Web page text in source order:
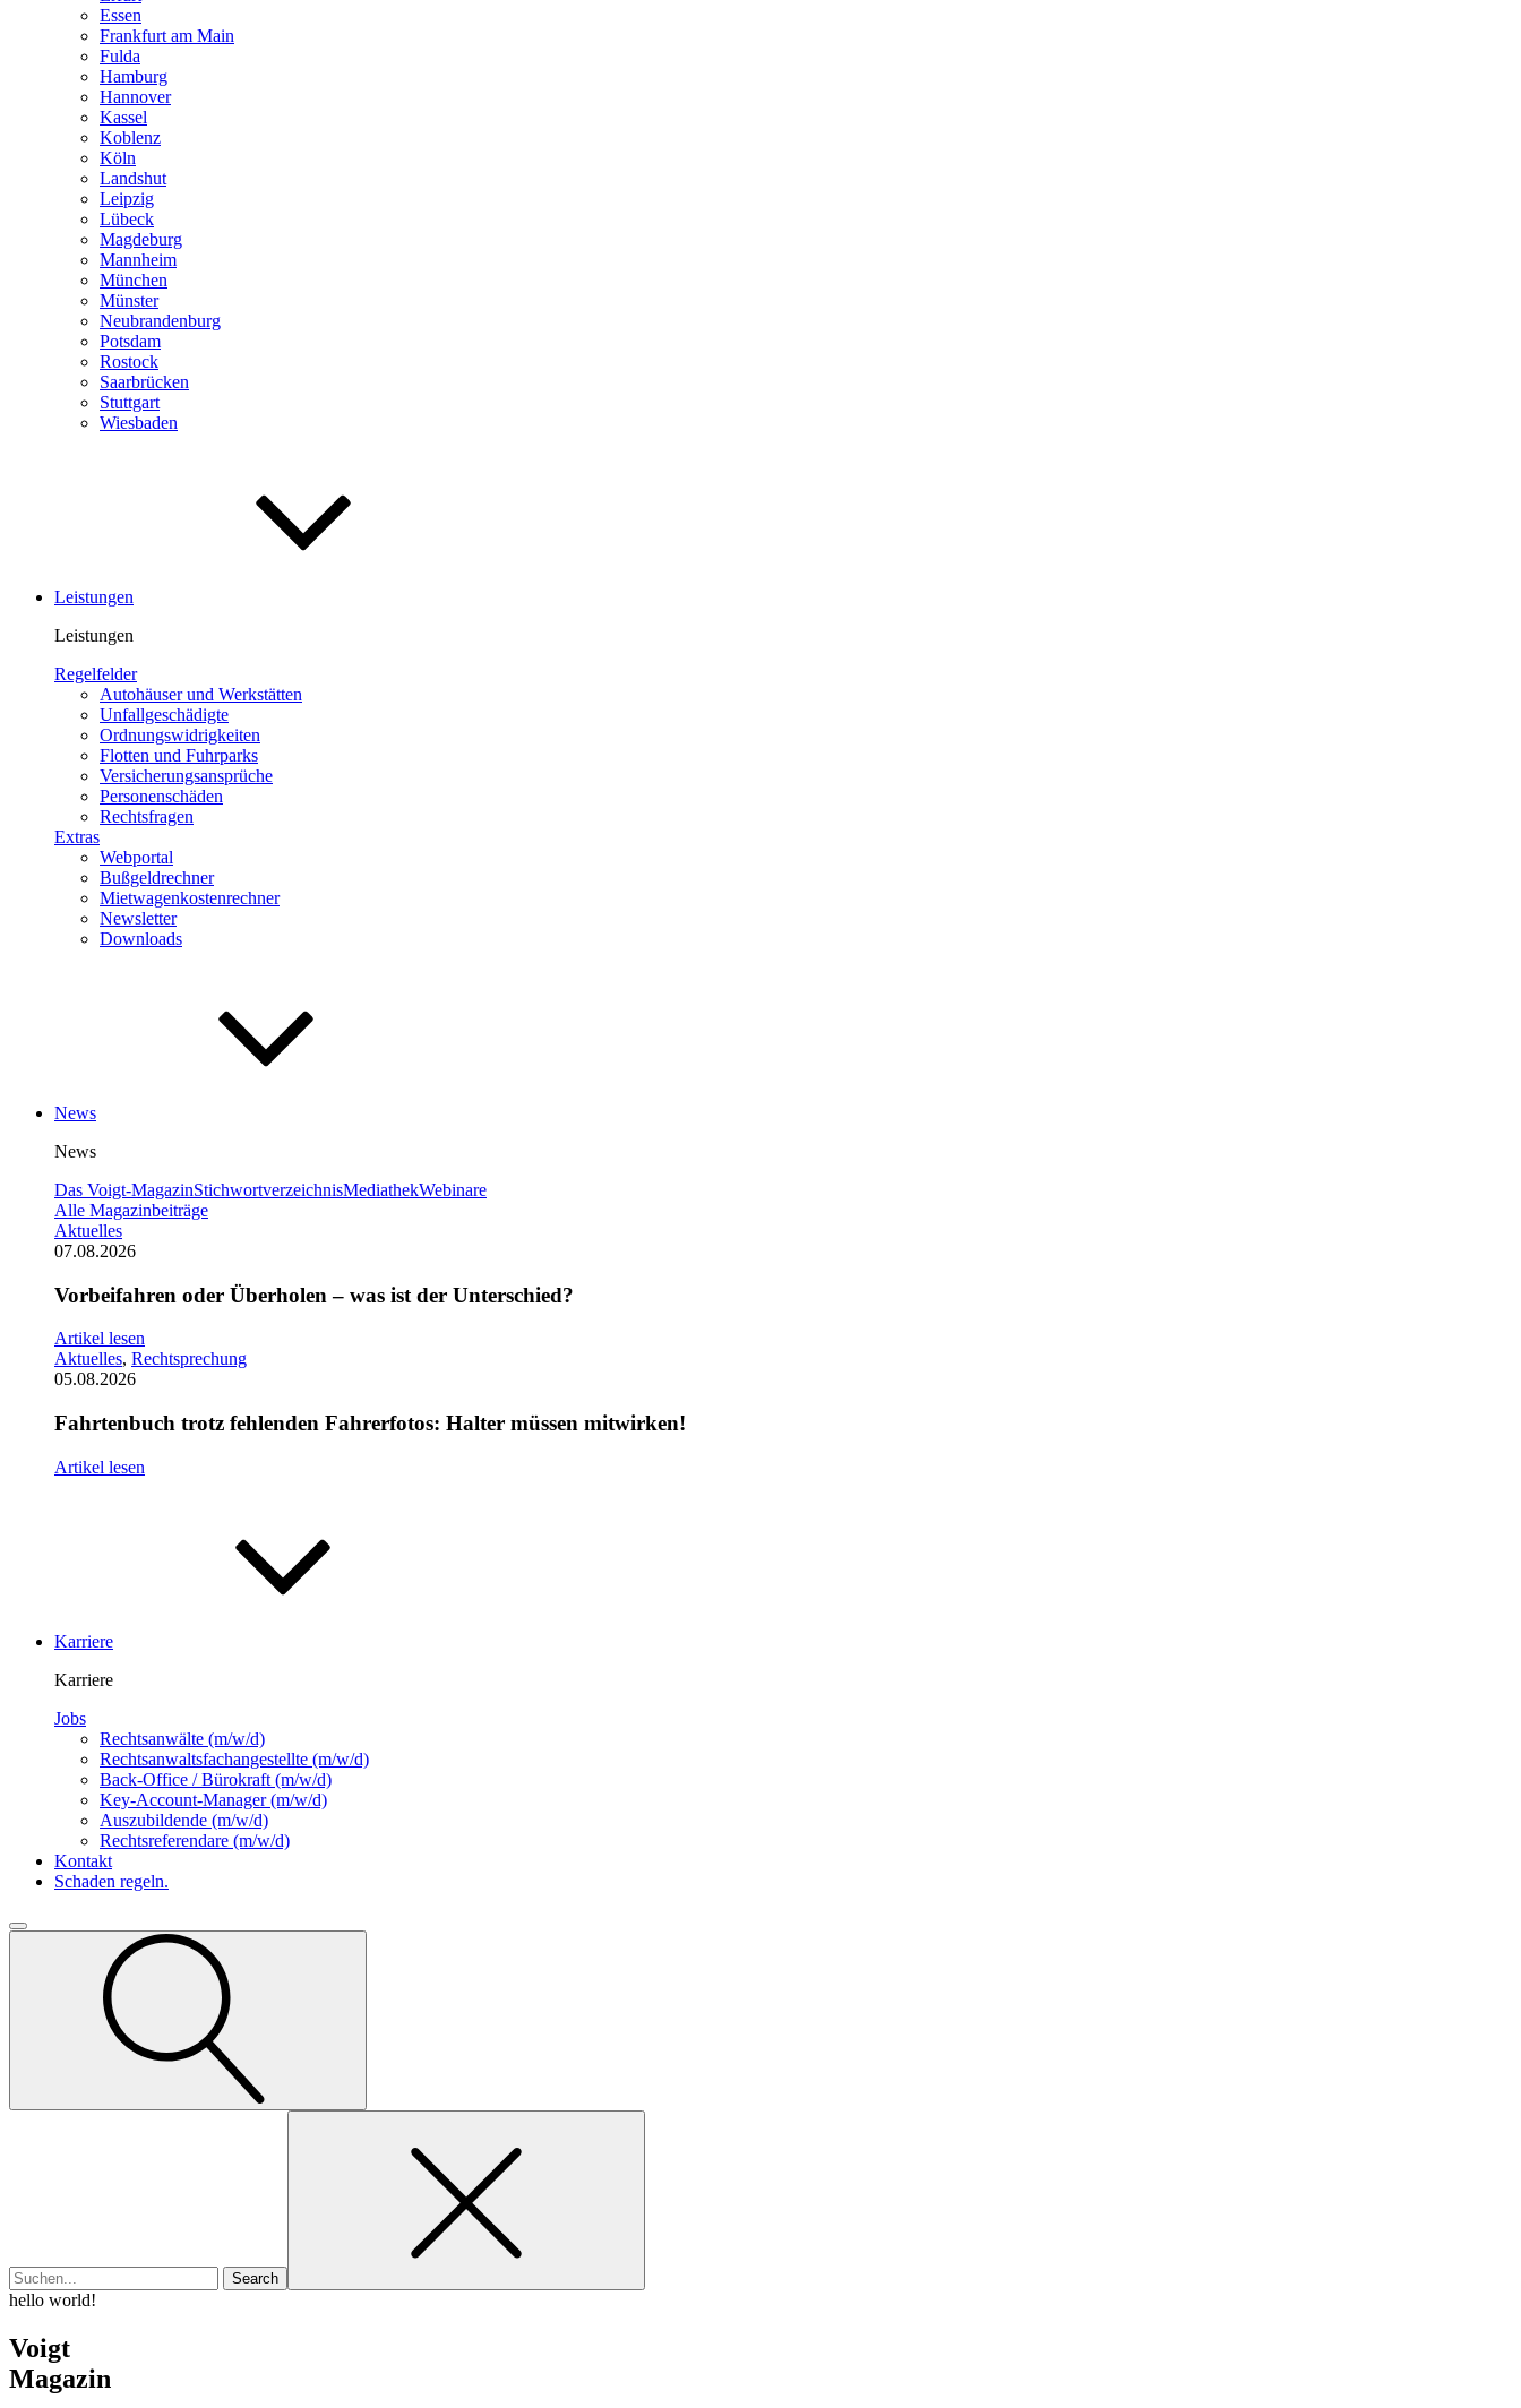
Essen
Frankfurt am Main
Fulda
Hamburg
Hannover
Kassel
Koblenz
Köln
Landshut
Leipzig
Lübeck
Magdeburg
Mannheim
München
Münster
Neubrandenburg
Potsdam
Rostock
Saar­brücken
Stuttgart
Wiesbaden
Leistungen
Leistungen
Regelfelder
Autohäuser und Werkstätten
Unfallgeschädigte
Ordnungswidrigkeiten
Flotten und Fuhrparks
Versicherungsansprüche
Personenschäden
Rechtsfragen
Extras
Webportal
Bußgeldrechner
Mietwagenkostenrechner
Newsletter
Downloads
News
News
Das Voigt-MagazinStichwortverzeichnisMediathekWebinare
Alle Magazinbeiträge
Aktuelles
07.08.2026
Vorbeifahren oder Überholen – was ist der Unterschied?
Artikel lesen
Aktuelles, Rechtsprechung
05.08.2026
Fahrtenbuch trotz fehlenden Fahrerfotos: Halter müssen mitwirken!
Artikel lesen
Karriere
Karriere
Jobs
Rechtsanwälte (m/w/d)
Rechtsanwalts­fachangestellte (m/w/d)
Back-Office / Bürokraft (m/w/d)
Key-Account-Manager(m/w/d)
Auszubildende (m/w/d)
Rechtsreferendare (m/w/d)
Kontakt
Schaden regeln.
hello world!
Voigt
Magazin